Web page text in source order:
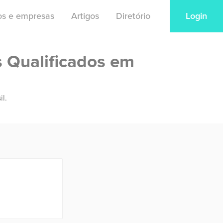
e empresas Artigos Diretório Login
Qualificados em